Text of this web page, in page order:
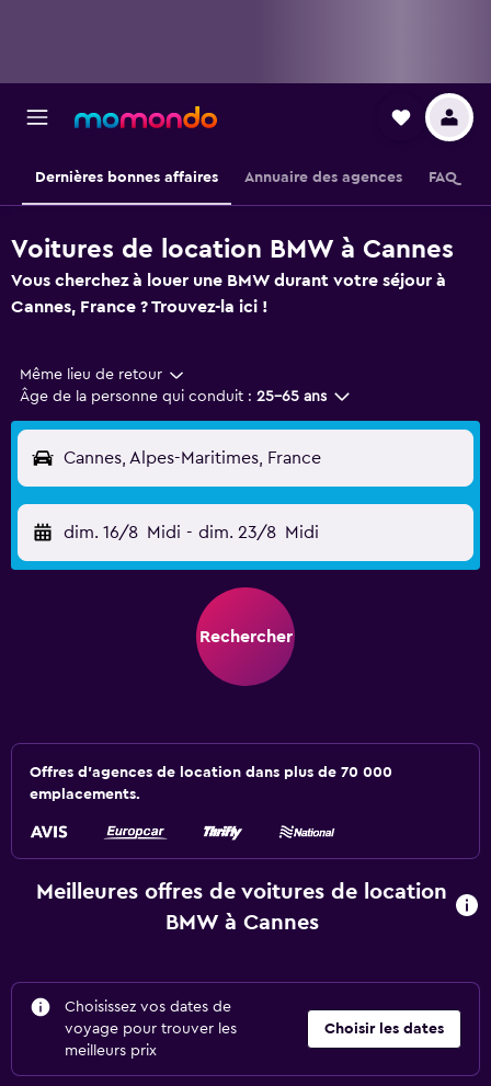
Dernières bonnes affaires Annuaire des agences FAQ
Voitures de location BMW à Cannes
Vous cherchez à louer une BMW durant votre séjour à
Cannes, France ? Trouvez-la ici !
Même lieu de retour
Âge de la personne qui conduit : 25-65 ans
Cannes, Alpes-Maritimes, France
dim. 16/8 Midi - dim. 23/8 Midi
Rechercher
Offres d’agences de location dans plus de 70 000
emplacements.
Meilleures offres de voitures de location
BMW à Cannes
Choisissez vos dates de
voyage pour trouver les
meilleurs prix
Choisir les dates